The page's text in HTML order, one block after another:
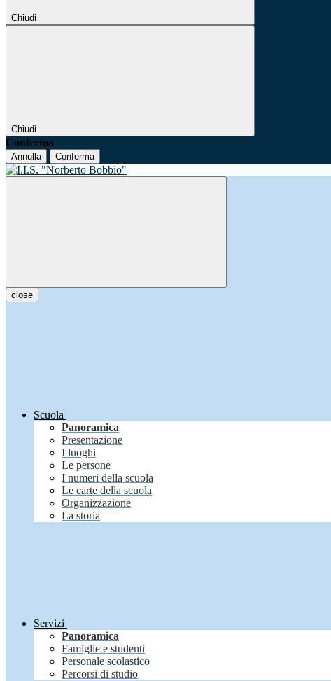
Chiudi
Chiudi
Conferma
Annulla Conferma
close
Scuola
Panoramica
Presentazione
I luoghi
Le persone
I numeri della scuola
Le carte della scuola
Organizzazione
La storia
Servizi
Panoramica
Famiglie e studenti
Personale scolastico
Percorsi di studio